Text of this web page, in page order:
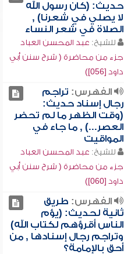
حديث: (كان رسول الله
لا يصلي في شعرنا) ,
الصلاة في شعر النساء
للشيخ: عبد المحسن العباد
جزء من محاضرة ( شرح سنن أبي
داود [056])
الفهرس: تراجم
رجال إسناد حديث:
(وقت الظهر ما لم تحضر
العصر...) , ما جاء في
المواقيت
للشيخ: عبد المحسن العباد
جزء من محاضرة ( شرح سنن أبي
داود [060])
الفهرس: طريق
ثانية لحديث: (يؤم
الناس أقرؤهم لكتاب الله)
وتراجم رجال إسنادها , من
أحق بالإمامة؟